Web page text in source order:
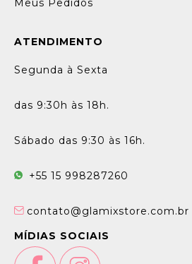
Meus Pedidos
ATENDIMENTO
Segunda à Sexta
das 9:30h às 18h.
Sábado das 9:30 às 16h.
+55 15 998287260
contato@glamixstore.com.br
MÍDIAS SOCIAIS